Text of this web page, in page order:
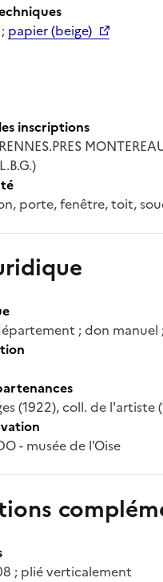
; papier (beige)
inscriptions
porte, fenêtre, toit,
; don manuel
(1922), coll. de l'artiste
- musée de l'Oise
; plié verticalement